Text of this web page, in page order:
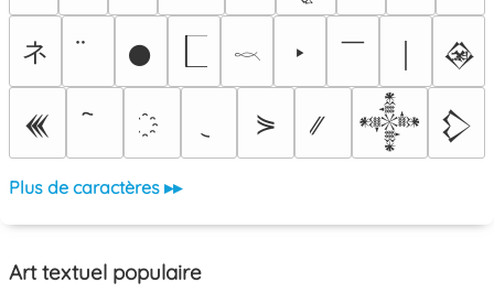
ネ 𒊹 𓎖 ‣ ￣ 𒊲
𒌍 ⋟ 𒀱 𒁷
Plus de caractères ▸▸
Art textuel populaire